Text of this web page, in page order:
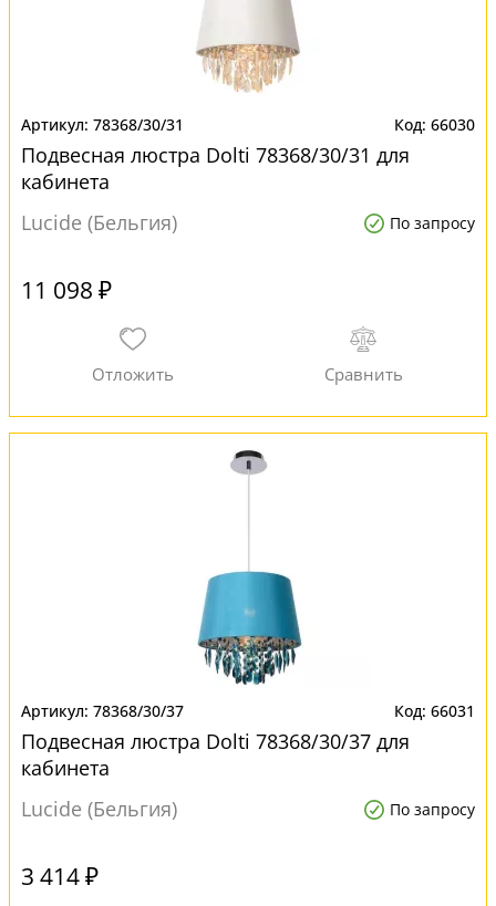
78368/30/31 66030
Подвесная люстра Dolti 78368/30/31 для
кабинета
Lucide (Бельгия)
По запросу
11 098 ₽
78368/30/37 66031
Подвесная люстра Dolti 78368/30/37 для
кабинета
Lucide (Бельгия)
По запросу
3 414 ₽